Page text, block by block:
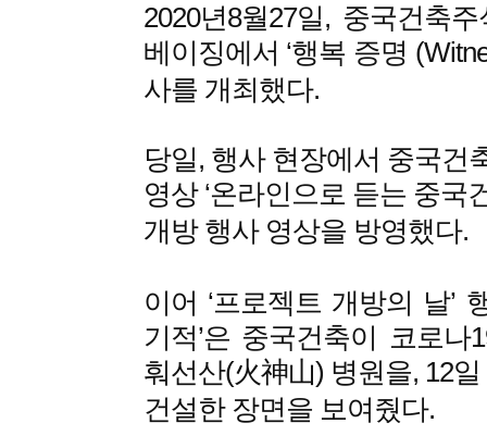
2020년8월27일, 중국건축주
베이징에서 ‘행복 증명
사를 개최했다.
당일, 행사 현장에서 중국건
영상 ‘온라인으로 듣는 중국
개방 행사 영상을 방영했다.
이어 ‘프로젝트 개방의 날’
기적’은 중국건축이 코로
훠선산(火神山) 병원을, 12
건설한 장면을 보여줬다.